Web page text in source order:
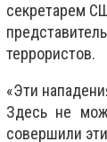
секретарем
террористов.
«Эти
Здесь не
совершили